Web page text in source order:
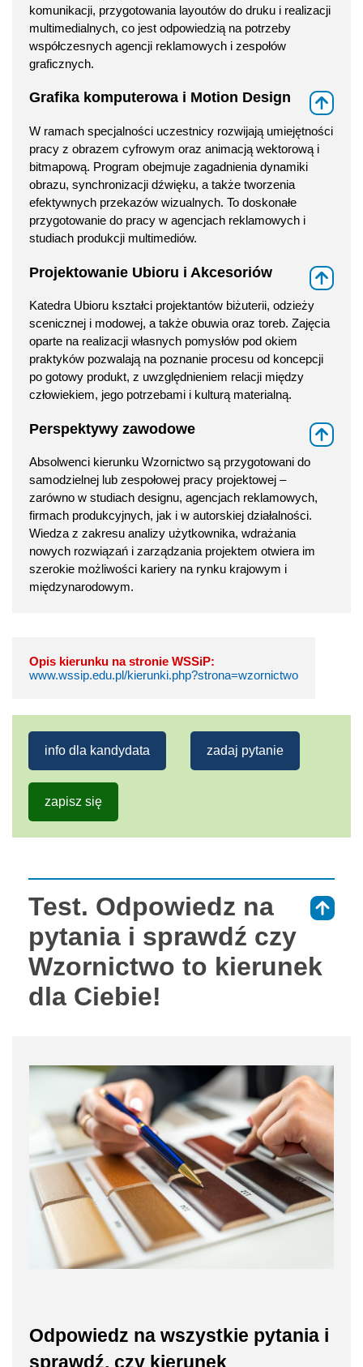
komunikacji, przygotowania layoutów do druku i realizacji
multimedialnych, co jest odpowiedzią na potrzeby
współczesnych agencji reklamowych i zespołów
graficznych.
Grafika komputerowa i Motion Design
W ramach specjalności uczestnicy rozwijają umiejętności
pracy z obrazem cyfrowym oraz animacją wektorową i
bitmapową. Program obejmuje zagadnienia dynamiki
obrazu, synchronizacji dźwięku, a także tworzenia
efektywnych przekazów wizualnych. To doskonałe
przygotowanie do pracy w agencjach reklamowych i
studiach produkcji multimediów.
Projektowanie Ubioru i Akcesoriów
Katedra Ubioru kształci projektantów biżuterii, odzieży
scenicznej i modowej, a także obuwia oraz toreb. Zajęcia
oparte na realizacji własnych pomysłów pod okiem
praktyków pozwalają na poznanie procesu od koncepcji
po gotowy produkt, z uwzględnieniem relacji między
człowiekiem, jego potrzebami i kulturą materialną.
Perspektywy zawodowe
Absolwenci kierunku Wzornictwo są przygotowani do
samodzielnej lub zespołowej pracy projektowej –
zarówno w studiach designu, agencjach reklamowych,
firmach produkcyjnych, jak i w autorskiej działalności.
Wiedza z zakresu analizy użytkownika, wdrażania
nowych rozwiązań i zarządzania projektem otwiera im
szerokie możliwości kariery na rynku krajowym i
międzynarodowym.
Opis kierunku na stronie WSSiP:
www.wssip.edu.pl/kierunki.php?strona=wzornictwo
info dla kandydata zadaj pytanie
zapisz się
Test. Odpowiedz na
pytania i sprawdź czy
Wzornictwo to kierunek
dla Ciebie!
Odpowiedz na wszystkie pytania i
sprawdź, czy kierunek